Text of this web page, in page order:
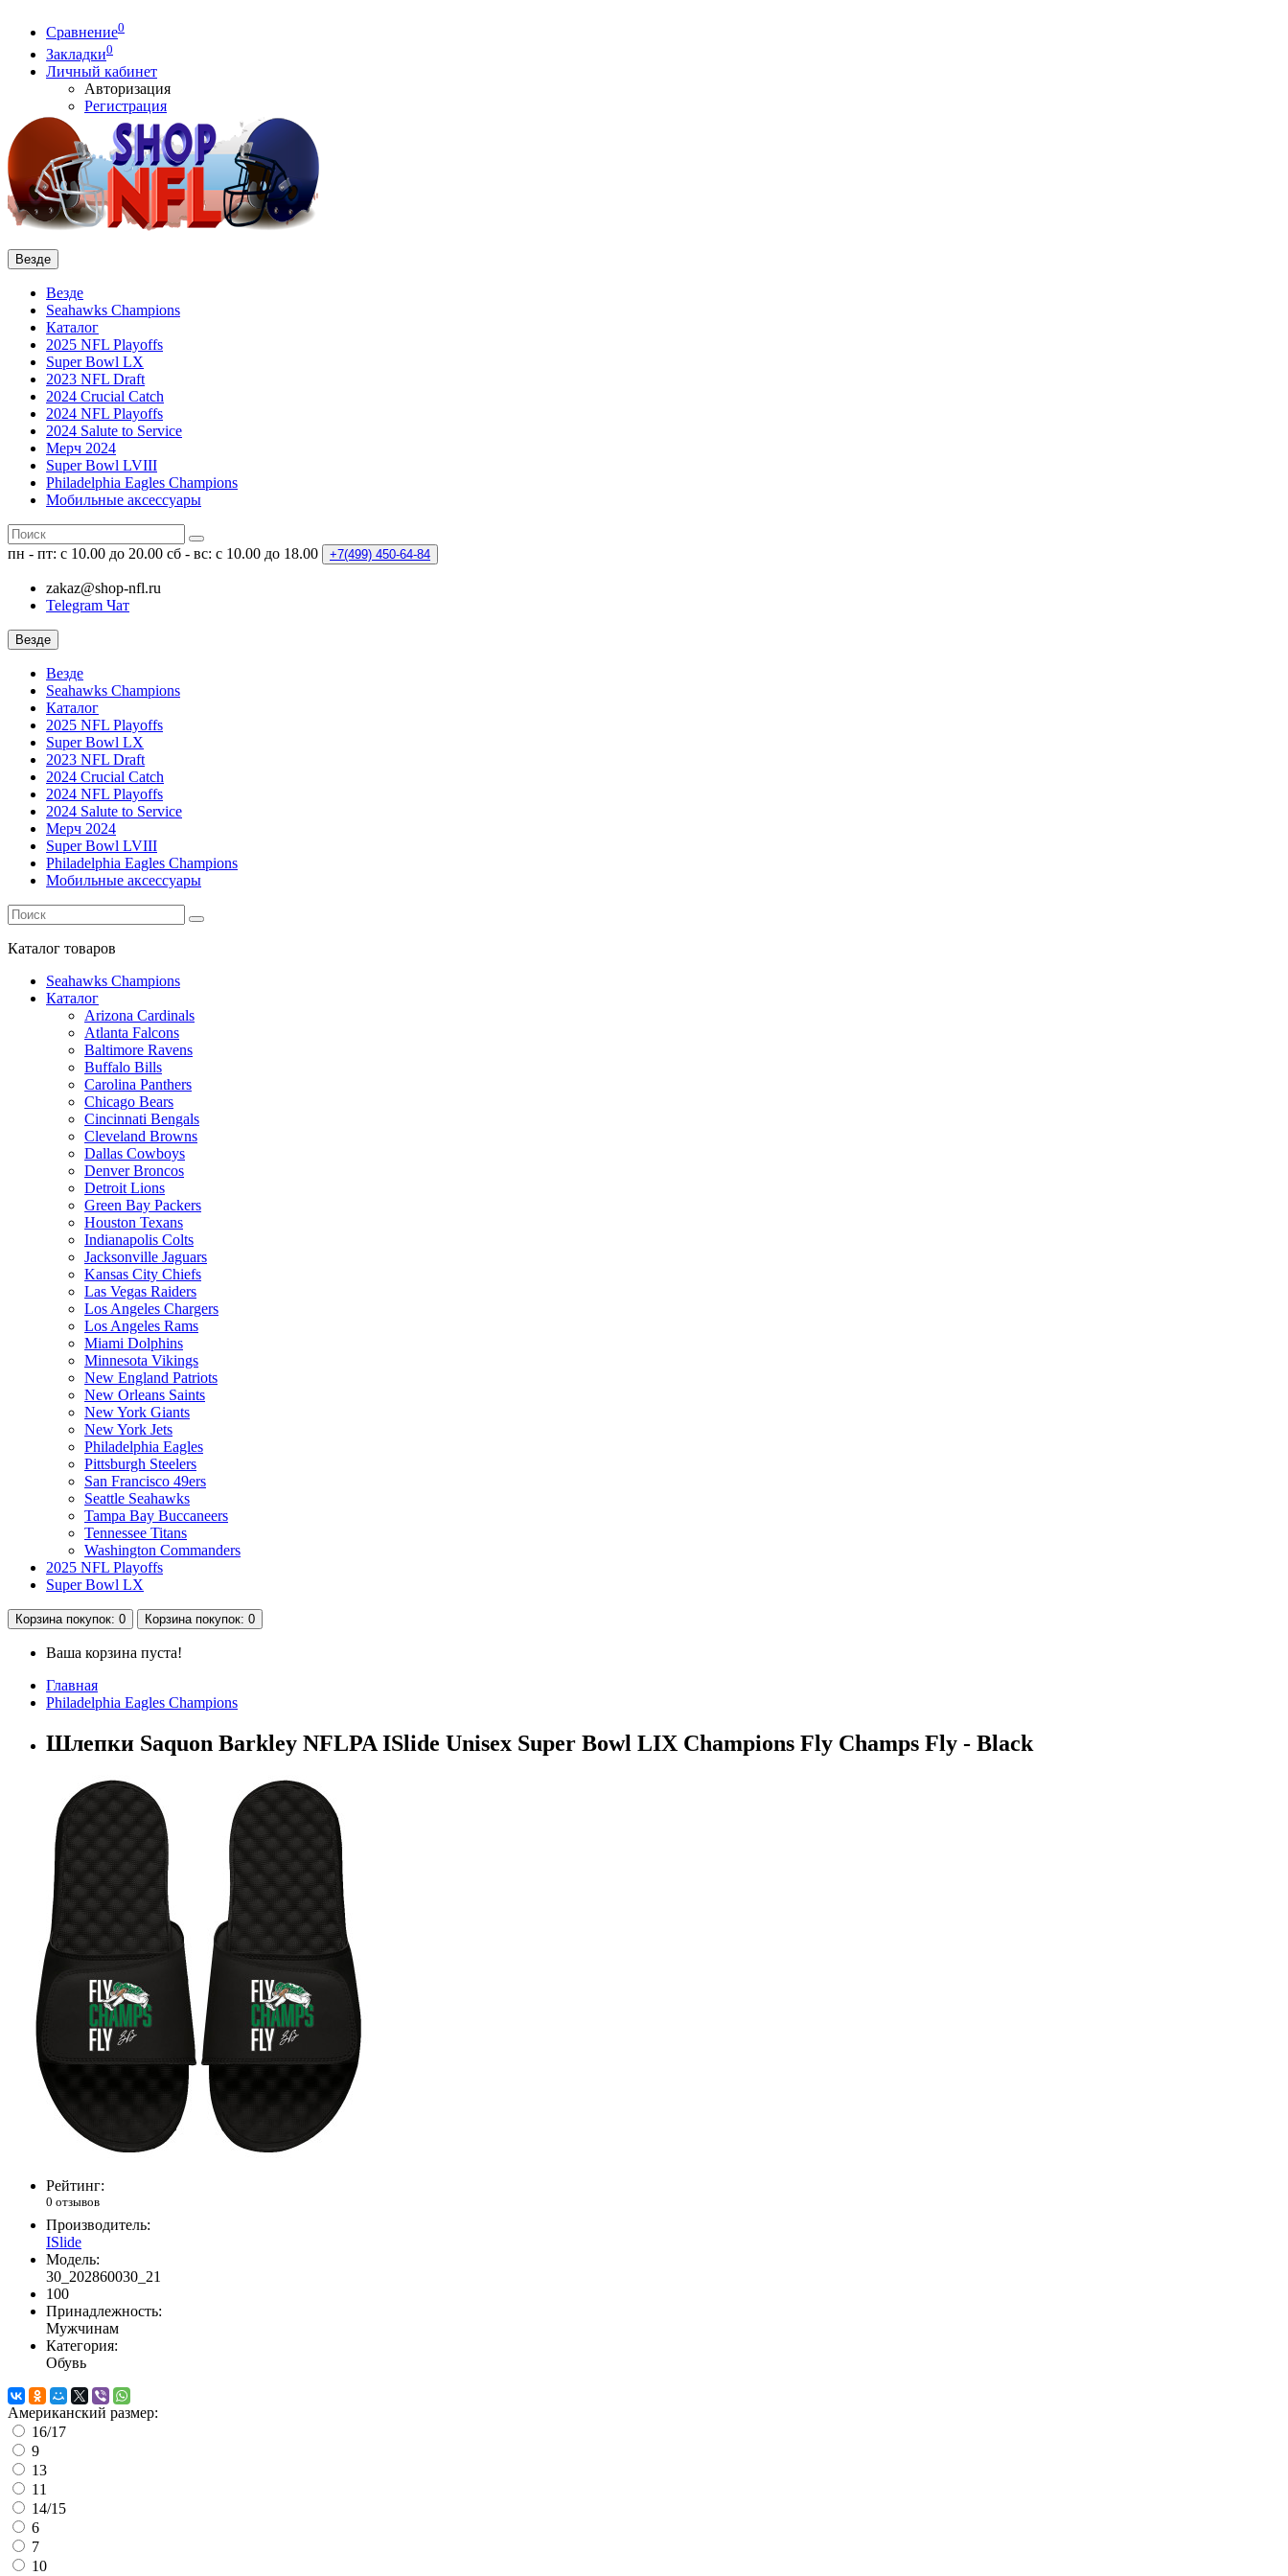
Сравнение0
Закладки0
Личный кабинет
Авторизация
Регистрация
Везде
Везде
Seahawks Champions
Каталог
2025 NFL Playoffs
Super Bowl LX
2023 NFL Draft
2024 Crucial Catch
2024 NFL Playoffs
2024 Salute to Service
Мерч 2024
Super Bowl LVIII
Philadelphia Eagles Champions
Мобильные аксессуары
пн - пт: с 10.00 до 20.00 сб - вс: с 10.00 до 18.00 +7(499) 450-64-84
zakaz@shop-nfl.ru
Telegram Чат
Везде
Везде
Seahawks Champions
Каталог
2025 NFL Playoffs
Super Bowl LX
2023 NFL Draft
2024 Crucial Catch
2024 NFL Playoffs
2024 Salute to Service
Мерч 2024
Super Bowl LVIII
Philadelphia Eagles Champions
Мобильные аксессуары
Каталог товаров
Seahawks Champions
Каталог
Arizona Cardinals
Atlanta Falcons
Baltimore Ravens
Buffalo Bills
Carolina Panthers
Chicago Bears
Cincinnati Bengals
Cleveland Browns
Dallas Cowboys
Denver Broncos
Detroit Lions
Green Bay Packers
Houston Texans
Indianapolis Colts
Jacksonville Jaguars
Kansas City Chiefs
Las Vegas Raiders
Los Angeles Chargers
Los Angeles Rams
Miami Dolphins
Minnesota Vikings
New England Patriots
New Orleans Saints
New York Giants
New York Jets
Philadelphia Eagles
Pittsburgh Steelers
San Francisco 49ers
Seattle Seahawks
Tampa Bay Buccaneers
Tennessee Titans
Washington Commanders
2025 NFL Playoffs
Super Bowl LX
Корзина покупок: 0 Корзина покупок: 0
Ваша корзина пуста!
Главная
Philadelphia Eagles Champions
Шлепки Saquon Barkley NFLPA ISlide Unisex Super Bowl LIX Champions Fly Champs Fly - Black
Рейтинг:
0 отзывов
Производитель:
ISlide
Модель:
30_202860030_21
100
Принадлежность:
Мужчинам
Категория:
Обувь
Американский размер:
16/17
9
13
11
14/15
6
7
10